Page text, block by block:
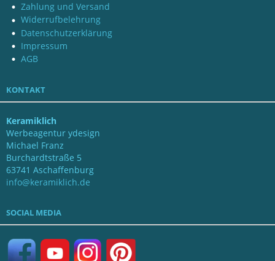
Zahlung und Versand
Widerrufbelehrung
Datenschutzerklärung
Impressum
AGB
KONTAKT
Keramiklich
Werbeagentur ydesign
Michael Franz
Burchardtstraße 5
63741 Aschaffenburg
info@keramiklich.de
SOCIAL MEDIA